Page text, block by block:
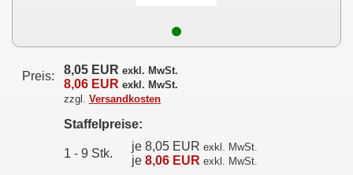
Preis: 8,05 EUR exkl. MwSt.
8,06 EUR exkl. MwSt.
zzgl. Versandkosten
Staffelpreise:
1 - 9 Stk.
je 8,05 EUR exkl. MwSt.
je 8,06 EUR exkl. MwSt.